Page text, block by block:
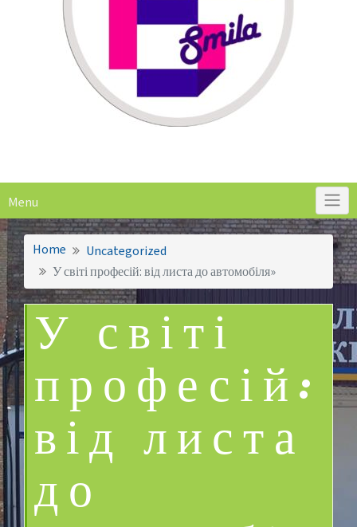
Menu
Home
Uncategorized
У світі професій: від листа до автомобіля»
У світі
професій:
від листа
до